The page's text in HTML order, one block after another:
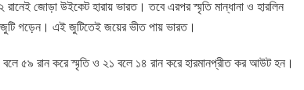
জোড়া উইকেট হারায় ভারত। তবে এরপর স্মৃতি মান্ধানা ও হারলিন
গড়েন। এই জুটিতেই জয়ের ভীত পায় ভারত।
৫৯ রান করে স্মৃতি ও ২১ বলে ১৪ রান করে হারমানপ্রীত কর আউট হন।